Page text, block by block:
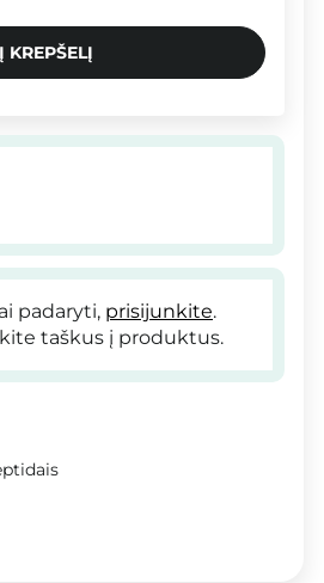
KREPŠELĮ
padaryti, prisijunkite.
taškus į produktus.